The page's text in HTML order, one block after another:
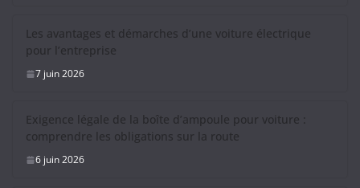
Les avantages et démarches d’une voiture électrique
pour l’entreprise
7 juin 2026
Exigence légale de la boîte d’ampoule pour voiture :
comprendre les obligations sur la route
6 juin 2026